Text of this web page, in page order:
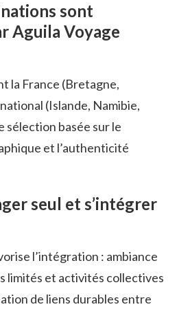
sont
Aguila Voyage
la France (Bretagne,
(Islande, Namibie,
sélection basée sur le
et l’authenticité
seul et s’intégrer
l’intégration : ambiance
limités et activités collectives
de liens durables entre